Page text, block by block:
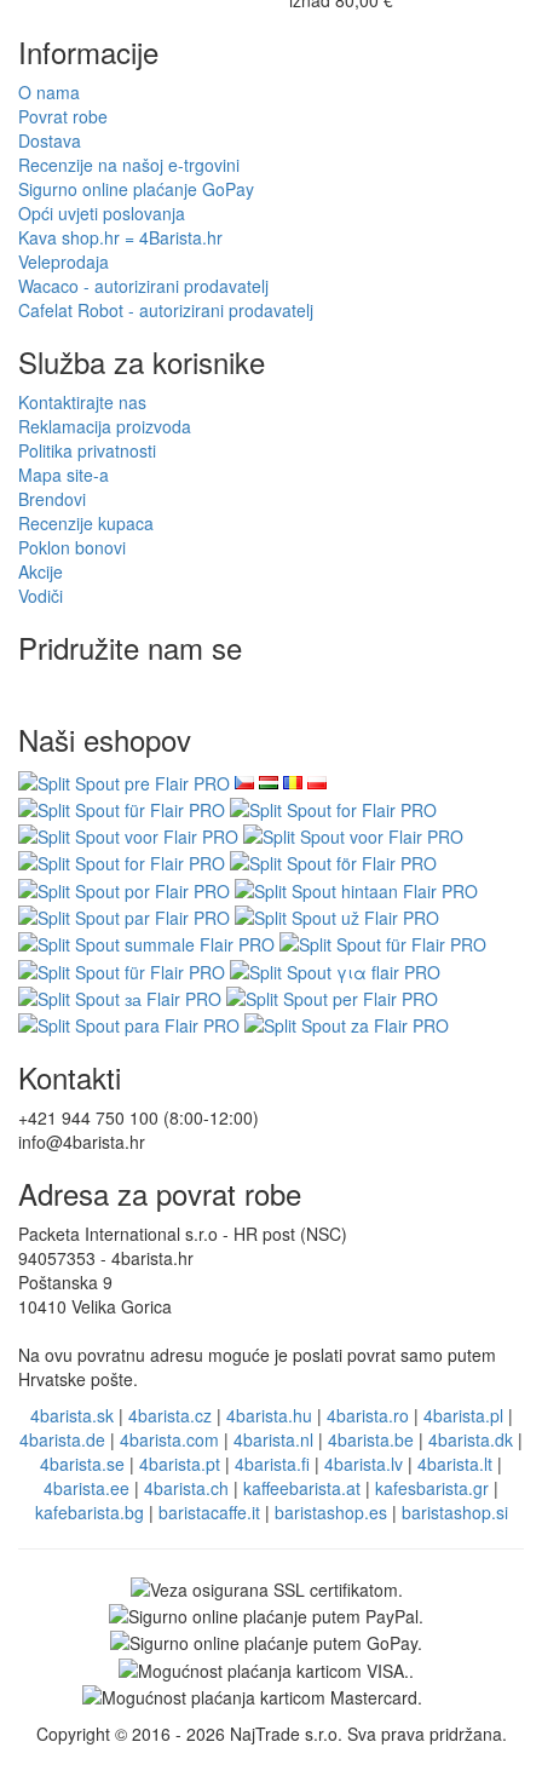
Informacije
O nama
Povrat robe
Dostava
Recenzije na našoj e-trgovini
Sigurno online plaćanje GoPay
Opći uvjeti poslovanja
Kava shop.hr = 4Barista.hr
Veleprodaja
Wacaco - autorizirani prodavatelj
Cafelat Robot - autorizirani prodavatelj
Služba za korisnike
Kontaktirajte nas
Reklamacija proizvoda
Politika privatnosti
Mapa site-a
Brendovi
Recenzije kupaca
Poklon bonovi
Akcije
Vodiči
Pridružite nam se
Naši eshopov
Kontakti
+421 944 750 100 (8:00-12:00)
info@4barista.hr
Adresa za povrat robe
Packeta International s.r.o - HR post (NSC)
94057353 - 4barista.hr
Poštanska 9
10410 Velika Gorica
Na ovu povratnu adresu moguće je poslati povrat samo putem
Hrvatske pošte.
4barista.sk| 4barista.cz| 4barista.hu | 4barista.ro | 4barista.pl |
4barista.de | 4barista.com | 4barista.nl | 4barista.be | 4barista.dk |
4barista.se | 4barista.pt | 4barista.fi | 4barista.lv | 4barista.lt |
4barista.ee | 4barista.ch | kaffeebarista.at | kafesbarista.gr |
kafebarista.bg | baristacaffe.it| baristashop.es| baristashop.si
Copyright © 2016 - 2026 NajTrade s.r.o. Sva prava pridržana.